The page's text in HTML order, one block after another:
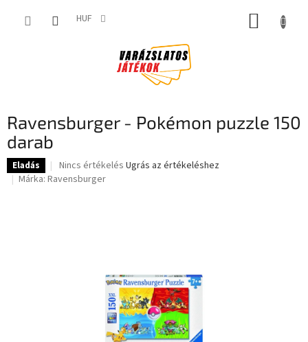
HUF KOSÁR
Ravensburger - Pokémon puzzle 150
darab
Eladás
A
termék
Nincs értékelés Ugrás az értékeléshez
Márka: Ravensburger